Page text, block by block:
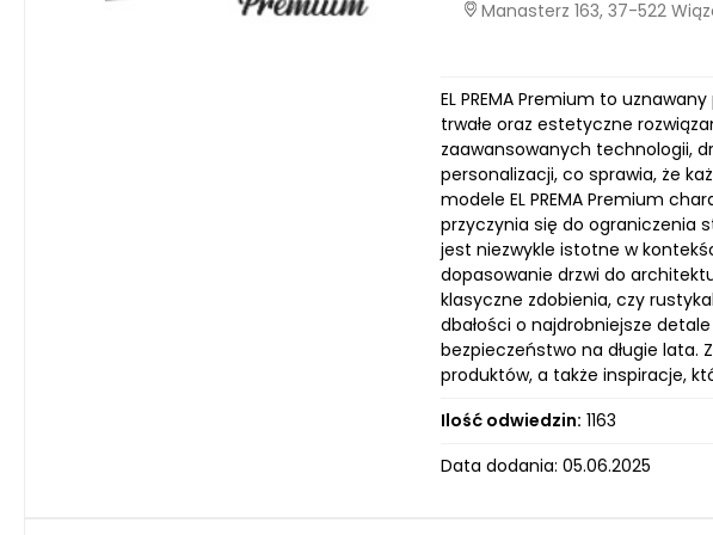
Manasterz 163, 37-522
EL PREMA Premium to
trwałe oraz estetyczne
zaawansowanych technologii,
personalizacji, co sprawia, że
modele EL PREMA Premium
przyczynia się do ograniczenia
jest niezwykle istotne w
dopasowanie drzwi do
klasyczne zdobienia, czy
dbałości o najdrobniejsze
bezpieczeństwo na długie lata.
produktów, a także inspiracje,
Ilość odwiedzin: 1163
Data dodania: 05.06.2025